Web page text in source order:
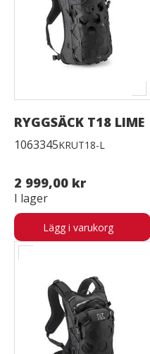
RYGGSÄCK T18 LIME
1063345KRUT18-L
2 999,00 kr
I lager
Lägg i varukorg